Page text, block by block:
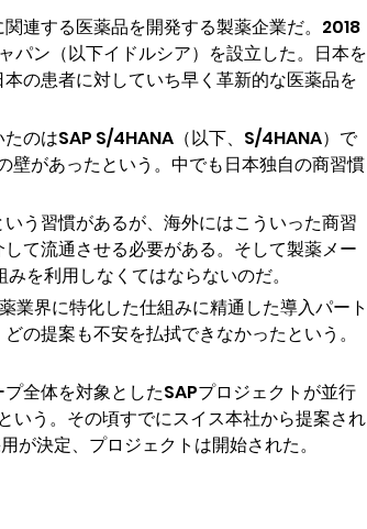
連する医薬品を開発する製薬企業だ。2018
パン（以下イドルシア）を設立した。日本を
の患者に対していち早く革新的な医薬品を
のはSAP S/4HANA（以下、S/4HANA）で
があったという。中でも日本独自の商習慣
う習慣があるが、海外にはこういった商習
て流通させる必要がある。そして製薬メー
を利用しなくてはならないのだ。
業界に特化した仕組みに精通した導入パート
の提案も不安を払拭できなかったという。
全体を対象としたSAPプロジェクトが並行
う。その頃すでにスイス本社から提案され
決定、プロジェクトは開始された。